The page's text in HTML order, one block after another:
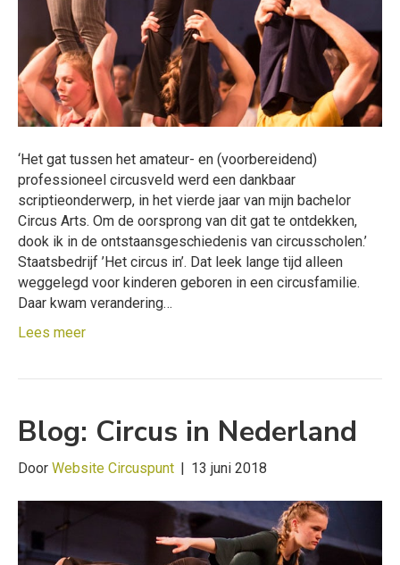
‘Het gat tussen het amateur- en (voorbereidend)
professioneel circusveld werd een dankbaar
scriptieonderwerp, in het vierde jaar van mijn bachelor
Circus Arts. Om de oorsprong van dit gat te ontdekken,
dook ik in de ontstaansgeschiedenis van circusscholen.’
Staatsbedrijf ’Het circus in’. Dat leek lange tijd alleen
weggelegd voor kinderen geboren in een circusfamilie.
Daar kwam verandering…
Lees meer
Blog: Circus in Nederland
Door Website Circuspunt | 13 juni 2018